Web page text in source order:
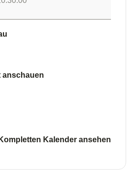
anschauen
Kompletten Kalender ansehen